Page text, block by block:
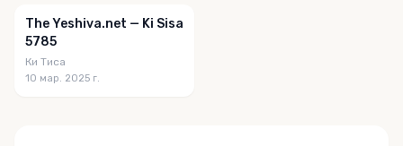
The Yeshiva.net — Ki Sisa
5785
Ки Тиса
10 мар. 2025 г.